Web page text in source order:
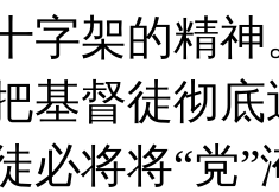
字架的精
基督徒彻
必将将“党”